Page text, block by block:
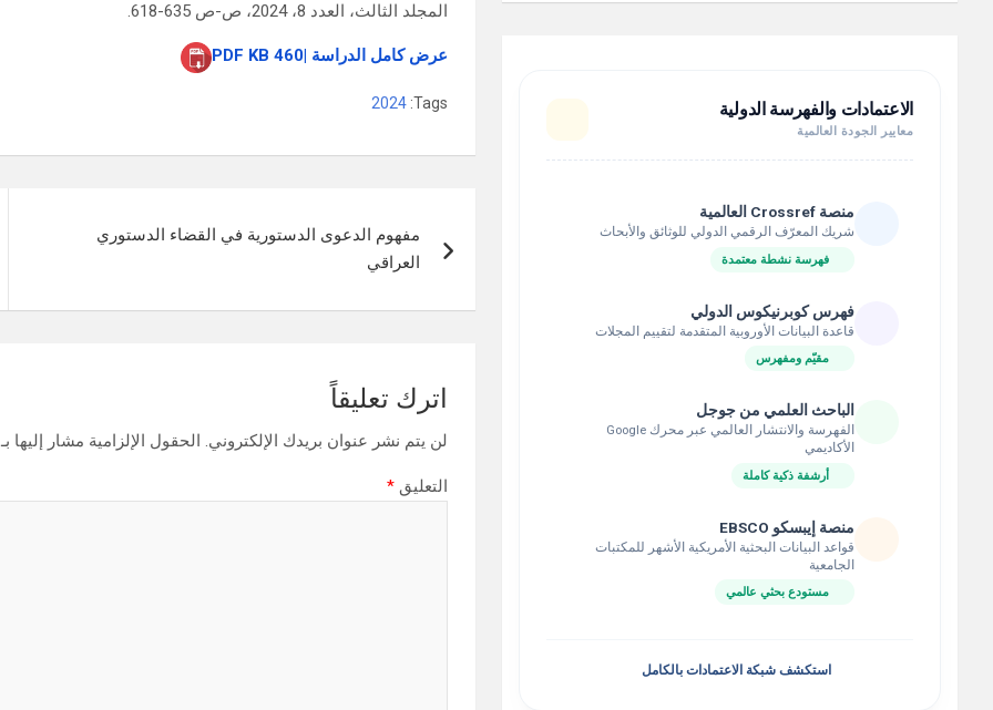
المجلد الثالث، العدد 8، 2024، ص-ص 635-618.
عرض كامل الدراسة |460 PDF KB
Tags:
2024
المقالات
مفهوم الدعوى الدستورية في القضاء الدستوري
العراقي
اترك تعليقاً
لن يتم نشر عنوان بريدك الإلكتروني. الحقول الإلزامية مشار إليها
التعليق *
الاعتمادات والفهرسة الدولية
معايير الجودة العالمية
منصة Crossref العالمية
شريك المعرّف الرقمي الدولي للوثائق والأبحاث
فهرسة نشطة معتمدة
فهرس كوبرنيكوس الدولي
قاعدة البيانات الأوروبية المتقدمة لتقييم المجلات
مقيّم ومفهرس
الباحث العلمي من جوجل
الفهرسة والانتشار العالمي عبر محرك Google
الأكاديمي
أرشفة ذكية كاملة
منصة إيبسكو EBSCO
قواعد البيانات البحثية الأمريكية الأشهر للمكتبات
الجامعية
مستودع بحثي عالمي
استكشف شبكة الاعتمادات بالكامل